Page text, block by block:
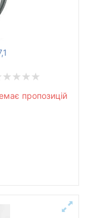
пропозицій